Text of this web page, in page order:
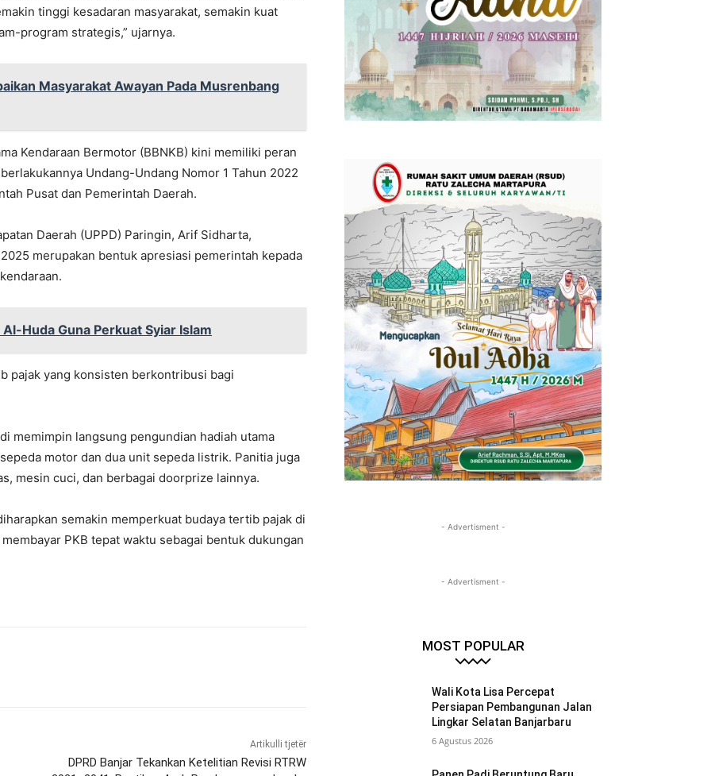
tinggi kesadaran masyarakat, semakin kuat
program strategis,” ujarnya.
Masyarakat Awayan Pada Musrenbang
Kendaraan Bermotor (BBNKB) kini memiliki peran
Undang-Undang Nomor 1 Tahun 2022
Pusat dan Pemerintah Daerah.
Daerah (UPPD) Paringin, Arif Sidharta,
merupakan bentuk apresiasi pemerintah kepada
Huda Guna Perkuat Syiar Islam
pajak yang konsisten berkontribusi bagi
memimpin langsung pengundian hadiah utama
motor dan dua unit sepeda listrik. Panitia juga
mesin cuci, dan berbagai doorprize lainnya.
semakin memperkuat budaya tertib pajak di
PKB tepat waktu sebagai bentuk dukungan
Artikulli tjetër
DPRD Banjar Tekankan Ketelitian Revisi RTRW
- Advertisment -
- Advertisment -
MOST POPULAR
Wali Kota Lisa Percepat
Persiapan Pembangunan Jalan
Lingkar Selatan Banjarbaru
6 Agustus 2026